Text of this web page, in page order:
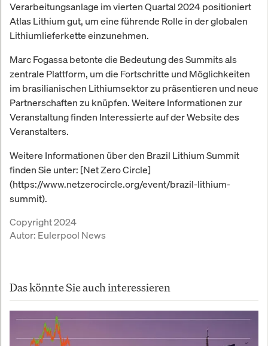
Verarbeitungsanlage im vierten Quartal 2024 positioniert
Atlas Lithium gut, um eine führende Rolle in der globalen
Lithiumlieferkette einzunehmen.
Marc Fogassa betonte die Bedeutung des Summits als
zentrale Plattform, um die Fortschritte und Möglichkeiten
im brasilianischen Lithiumsektor zu präsentieren und neue
Partnerschaften zu knüpfen. Weitere Informationen zur
Veranstaltung finden Interessierte auf der Website des
Veranstalters.
Weitere Informationen über den Brazil Lithium Summit
finden Sie unter: [Net Zero Circle]
(https://www.netzerocircle.org/event/brazil-lithium-
summit).
Copyright 2024
Autor: Eulerpool News
Das könnte Sie auch interessieren